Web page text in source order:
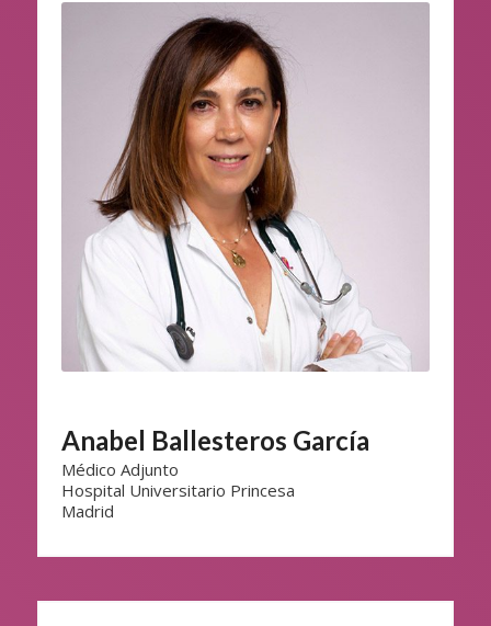
Anabel Ballesteros García
Médico Adjunto
Hospital Universitario Princesa
Madrid